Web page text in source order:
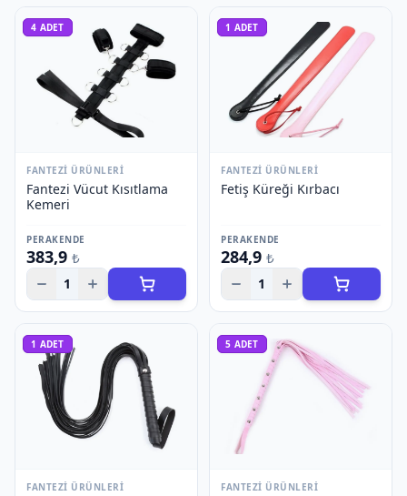
4 ADET
FANTEZI ÜRÜNLERI
Fantezi Vücut Kısıtlama
Kemeri
PERAKENDE
383,9 ₺
1
1 ADET
FANTEZI ÜRÜNLERI
Fetiş Küreği Kırbacı
PERAKENDE
284,9 ₺
1
1 ADET
FANTEZI ÜRÜNLERI
5 ADET
FANTEZI ÜRÜNLERI